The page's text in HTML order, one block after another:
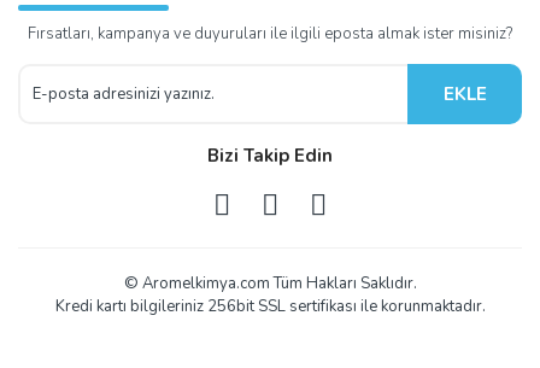
Fırsatları, kampanya ve duyuruları ile ilgili eposta almak ister misiniz?
EKLE
Bizi Takip Edin
© Aromelkimya.com Tüm Hakları Saklıdır.
Kredi kartı bilgileriniz 256bit SSL sertifikası ile korunmaktadır.